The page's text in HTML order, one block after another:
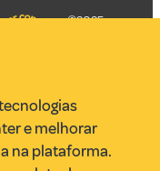
©2025
e melhorar
na plataforma.